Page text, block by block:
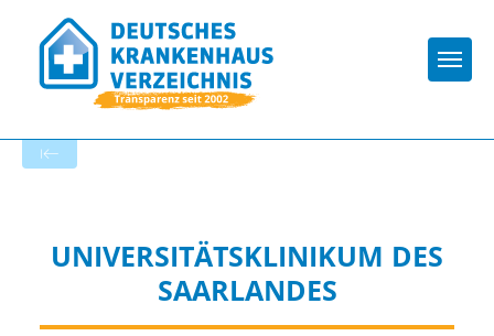
UNIVERSITÄTSKLINIKUM DES
SAARLANDES